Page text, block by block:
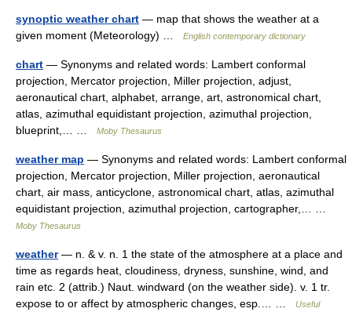
synoptic weather chart — map that shows the weather at a
given moment (Meteorology) …
English contemporary dictionary
chart — Synonyms and related words: Lambert conformal
projection, Mercator projection, Miller projection, adjust,
aeronautical chart, alphabet, arrange, art, astronomical chart,
atlas, azimuthal equidistant projection, azimuthal projection,
blueprint,… …
Moby Thesaurus
weather map — Synonyms and related words: Lambert conformal
projection, Mercator projection, Miller projection, aeronautical
chart, air mass, anticyclone, astronomical chart, atlas, azimuthal
equidistant projection, azimuthal projection, cartographer,… …
Moby Thesaurus
weather— n. & v. n. 1 the state of the atmosphere at a place and
time as regards heat, cloudiness, dryness, sunshine, wind, and
rain etc. 2 (attrib.) Naut. windward (on the weather side). v. 1 tr.
expose to or affect by atmospheric changes, esp.… …
Useful